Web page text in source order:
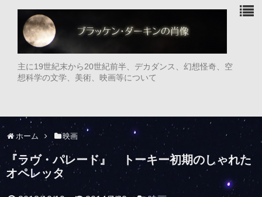
主に19世紀末から20世紀前半、デカダンス、幻想怪奇、空
想科学の文学、美術、映画等について
ホーム 映画
『ラヴ・パレード』 トーキー初期のしゃれた
オペレッタ